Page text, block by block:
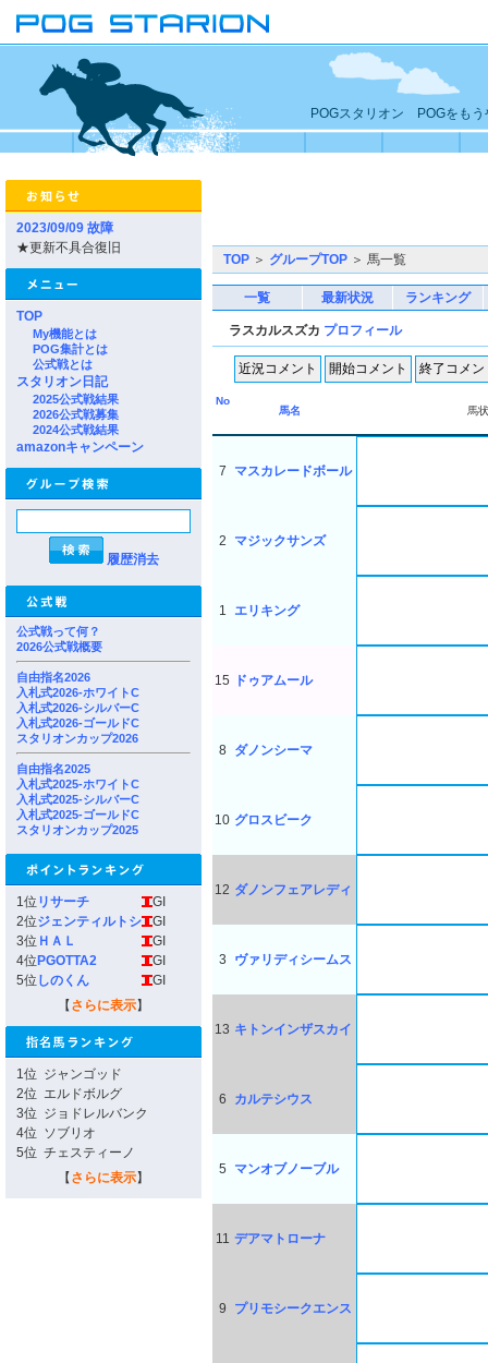
POGスタリオン POGをもう
2023/09/09 故障
★更新不具合復旧
TOP
My機能とは
POG集計とは
公式戦とは
スタリオン日記
2025公式戦結果
2026公式戦募集
2024公式戦結果
amazonキャンペーン
履歴消去
公式戦って何？
2026公式戦概要
自由指名2026
入札式2026-ホワイトC
入札式2026-シルバーC
入札式2026-ゴールドC
スタリオンカップ2026
自由指名2025
入札式2025-ホワイトC
入札式2025-シルバーC
入札式2025-ゴールドC
スタリオンカップ2025
1位 リサーチ
GI
2位ジェンティルトシ
GI
3位 ＨＡＬ
GI
4位 PGOTTA2
GI
5位 しのくん
GI
【 さらに表示】
1位 ジャンゴッド
2位 エルドボルグ
3位 ジョドレルバンク
4位 ソブリオ
5位 チェスティーノ
【 さらに表示】
TOP ＞ グループTOP ＞ 馬一覧
一覧 最新状況 ランキング
ラスカルスズカ プロフィール
No
馬名
馬
7 マスカレードボール
2 マジックサンズ
1 エリキング
15 ドゥアムール
8 ダノンシーマ
10 グロスビーク
12 ダノンフェアレディ
3 ヴァリディシームス
13 キトンインザスカイ
6 カルテシウス
5 マンオブノーブル
11 デアマトローナ
9 プリモシークエンス